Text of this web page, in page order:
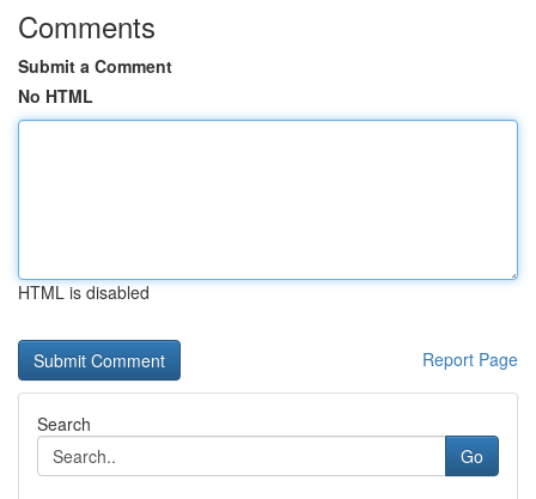
Comments
Submit a Comment
No HTML
HTML is disabled
Report Page
Search
Go